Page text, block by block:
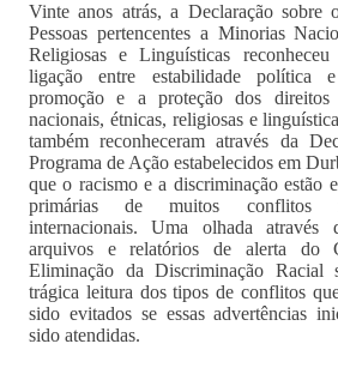
Vinte anos atrás, a Declaração sobre
Pessoas pertencentes a Minorias
Religiosas e Linguísticas reconheceu
ligação entre estabilidade política
promoção e a proteção dos direitos
nacionais, étnicas, religiosas e
também reconheceram através da
Programa de Ação estabelecidos em
que o racismo e a discriminação estão
primárias de muitos conflitos
internacionais. Uma olhada através
arquivos e relatórios de alerta do
Eliminação da Discriminação Racial
trágica leitura dos tipos de conflitos
sido evitados se essas advertências
sido atendidas.